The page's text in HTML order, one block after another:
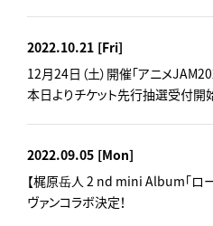
2022.10.21 [Fri]
12月24日（土）開催「アニメ
本日よりチケット先行抽選受付開
2022.09.05 [Mon]
【梶原岳人 2 nd mini Album「ロー
ヴァンコラボ決定！